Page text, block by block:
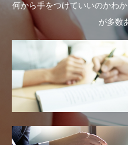
何から手をつけていいのかわ
が多数